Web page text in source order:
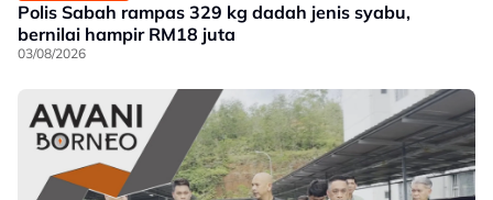
Polis Sabah rampas 329 kg dadah jenis syabu,
bernilai hampir RM18 juta
03/08/2026